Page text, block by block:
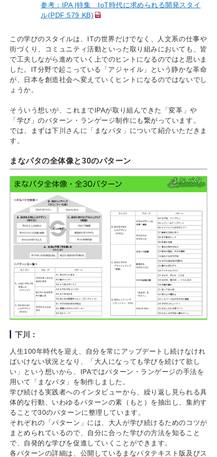
参考：IPA |特集 IoT時代に求められる開発スタイ
ル(PDF:579 KB)
この学びのスタイルは、ITの世界だけでなく、人文系の仕事や
街づくり、コミュニティ活動といった取り組みにおいても、皆
で工夫しながら進めていく上でのヒントになるのではと思いま
した。IT分野で起こっている「アジャイル」という静かな革命
が、日本を創造社会へ変えていくヒントになるのではないでし
ょうか。
そういう想いが、これまでIPAが取り組んできた「変革」や
「学び」のパターン・ランゲージ制作にも繋がっています。
では、まずは下川さんに「まなパタ」について紹介いただきま
す。
まなパタの全体像と30のパターン
下川：
人生100年時代を迎え、自分を常にアップデートし続けなけれ
ばいけない状況となり、「大人になっても学びを続けて欲し
い」という想いから、IPAではパターン・ランゲージの手法を
用いて「まなパタ」を制作しました。
学び続ける実践者へのインタビューから、繰り返し見られる具
体的な行動、いわゆるパターンの素（もと）を抽出し、集約す
ることで30のパターンに整理しています。
それぞれの「パターン」には、大人が学び続けるためのコツが
まとめられているので、自分に合った学びの方法を知ること
で、自発的な学びを促進していくことができます。
各パターンの詳細は、公開しているまなパタテキスト版及びス